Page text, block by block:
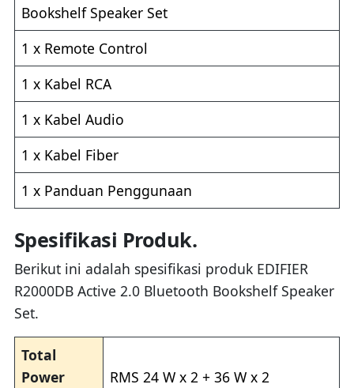
Bookshelf Speaker Set
1 x Remote Control
1 x Kabel RCA
1 x Kabel Audio
1 x Kabel Fiber
1 x Panduan Penggunaan
Spesifikasi Produk.
Berikut ini adalah spesifikasi produk EDIFIER
R2000DB Active 2.0 Bluetooth Bookshelf Speaker
Set.
Total
Power
RMS 24 W x 2 + 36 W x 2